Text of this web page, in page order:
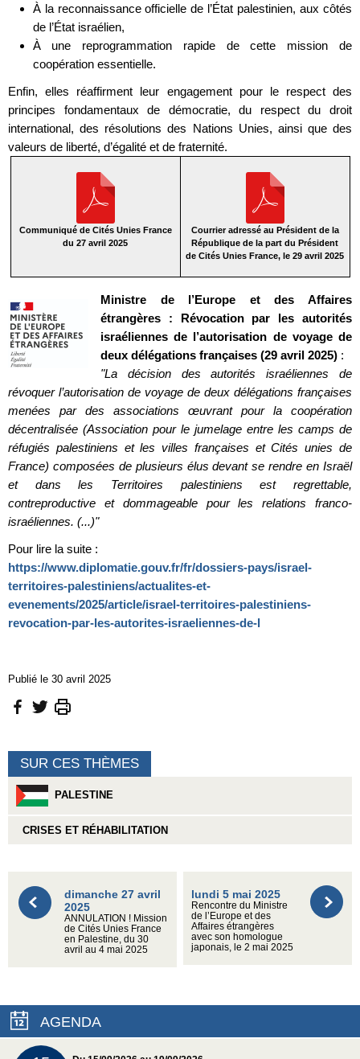
À la reconnaissance officielle de l’État palestinien, aux côtés
de l’État israélien,
À une reprogrammation rapide de cette mission de
coopération essentielle.
Enfin, elles réaffirment leur engagement pour le respect des
principes fondamentaux de démocratie, du respect du droit
international, des résolutions des Nations Unies, ainsi que des
valeurs de liberté, d’égalité et de fraternité.
Communiqué de Cités Unies France
du 27 avril 2025
Courrier adressé au Président de la
République de la part du Président
de Cités Unies France, le 29 avril 2025
Ministre de l’Europe et des Affaires
étrangères : Révocation par les autorités
israéliennes de l’autorisation de voyage de
deux délégations françaises (29 avril 2025) :
"La décision des autorités israéliennes de
révoquer l’autorisation de voyage de deux délégations françaises
menées par des associations œuvrant pour la coopération
décentralisée (Association pour le jumelage entre les camps de
réfugiés palestiniens et les villes françaises et Cités unies de
France) composées de plusieurs élus devant se rendre en Israël
et dans les Territoires palestiniens est regrettable,
contreproductive et dommageable pour les relations franco-
israéliennes. (...)"
Pour lire la suite :
https://www.diplomatie.gouv.fr/fr/dossiers-pays/israel-
territoires-palestiniens/actualites-et-
evenements/2025/article/israel-territoires-palestiniens-
revocation-par-les-autorites-israeliennes-de-l
Publié le 30 avril 2025
SUR CES THÈMES
PALESTINE
CRISES ET RÉHABILITATION
dimanche 27 avril
2025
ANNULATION ! Mission
de Cités Unies France
en Palestine, du 30
avril au 4 mai 2025
lundi 5 mai 2025
Rencontre du Ministre
de l’Europe et des
Affaires étrangères
avec son homologue
japonais, le 2 mai 2025
AGENDA